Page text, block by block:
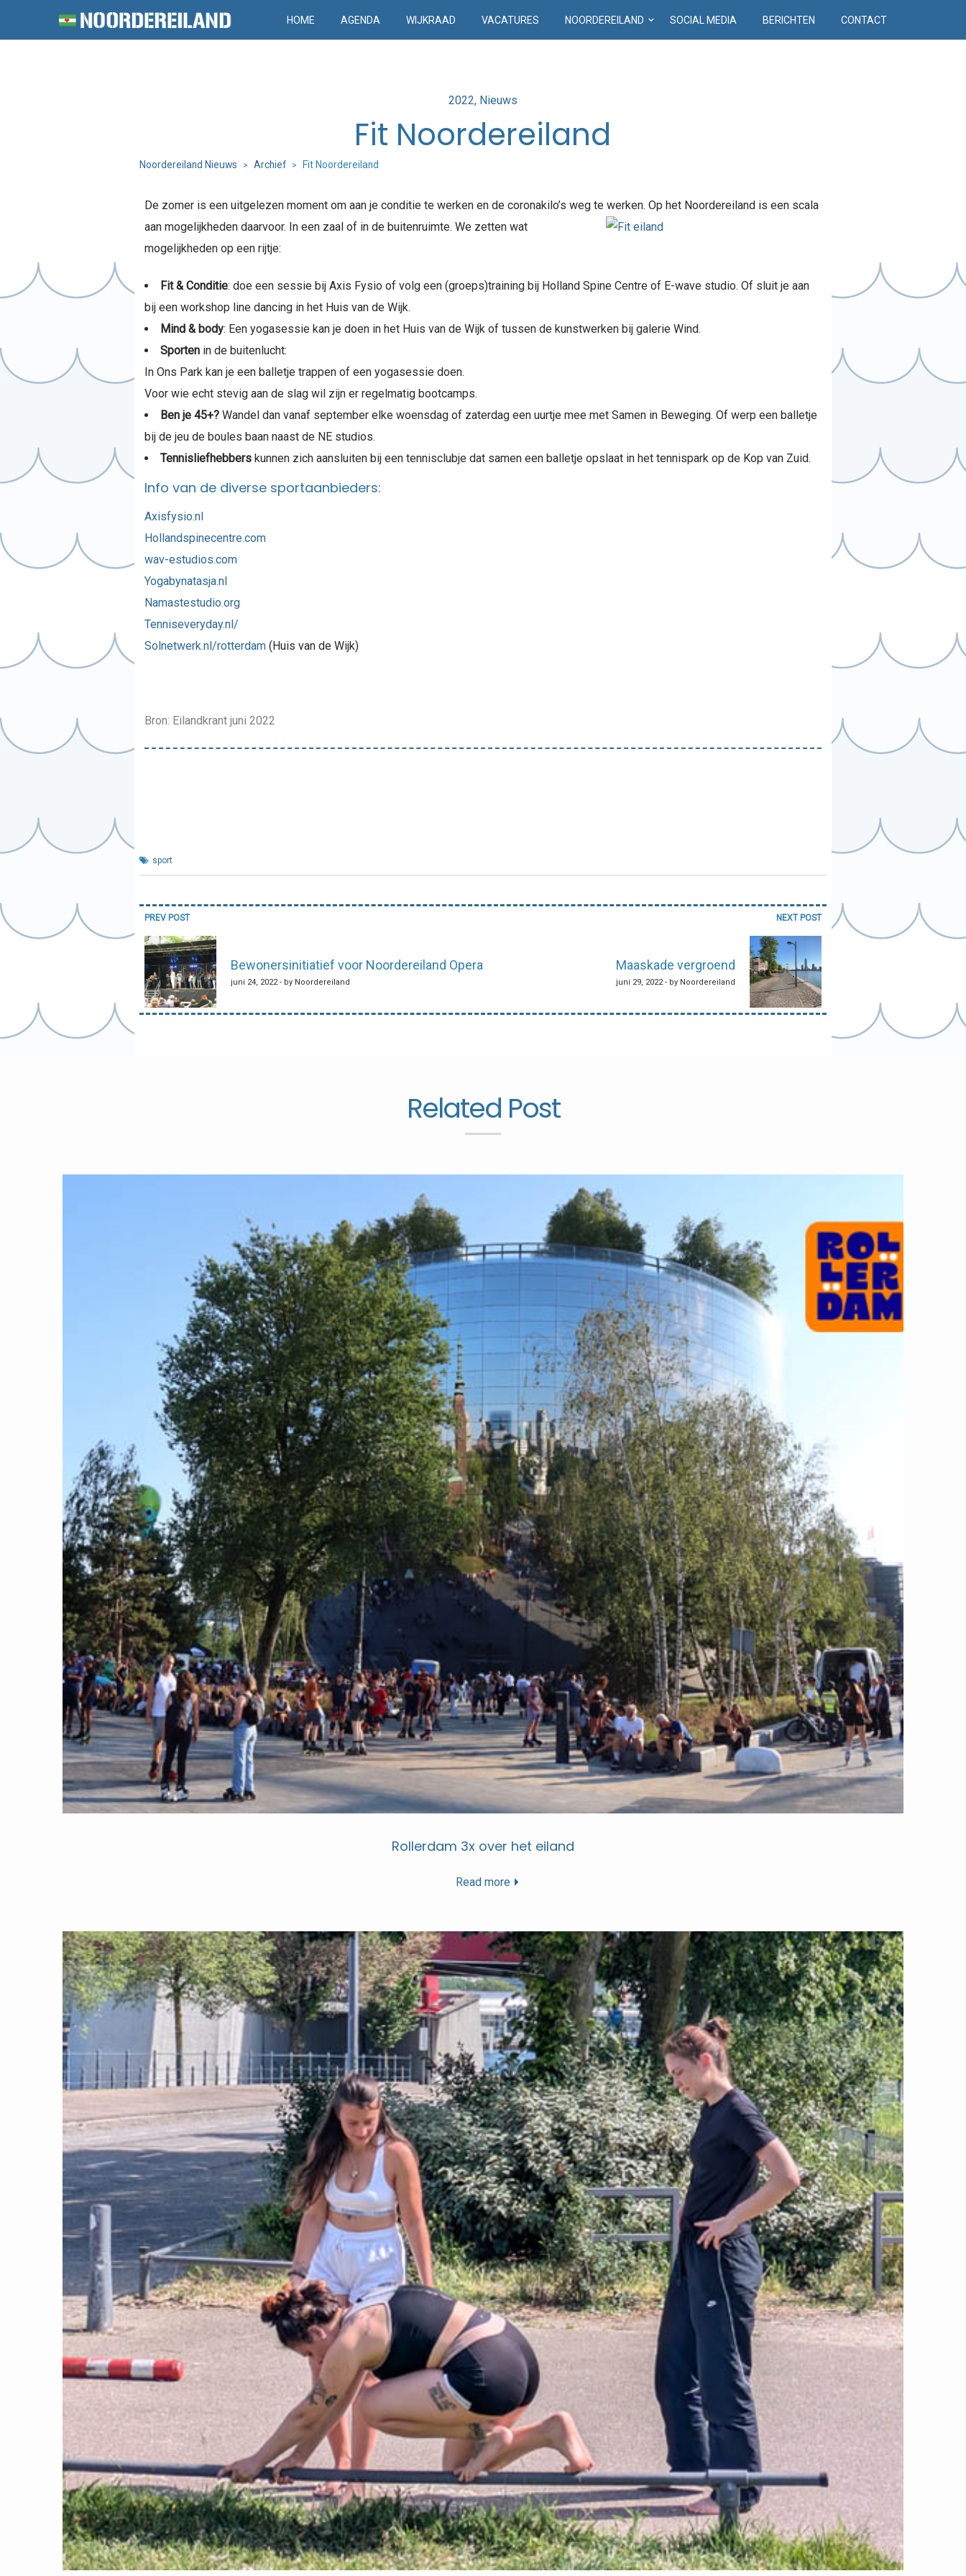
HOME AGENDA WIJKRAAD VACATURES NOORDEREILAND SOCIAL MEDIA BERICHTEN CONTACT
Posted
2022 Nieuws
Fit Noordereiland
Noordereiland Nieuws > Archief > Fit Noordereiland
De zomer is een uitgelezen moment om aan je conditie te werken en de coronakilo’s weg te werken. Op het Noordereiland is een scala
aan mogelijkheden daarvoor. In een zaal of in de buitenruimte. We zetten wat
mogelijkheden op een rijtje:
Fit & Conditie: doe een sessie bij Axis Fysio of volg een (groeps)training bij Holland Spine Centre of E-wave studio. Of sluit je aan
bij een workshop line dancing in het Huis van de Wijk.
Mind & body: Een yogasessie kan je doen in het Huis van de Wijk of tussen de kunstwerken bij galerie Wind.
Sportenin de buitenlucht:
In Ons Park kan je een balletje trappen of een yogasessie doen.
Voor wie echt stevig aan de slag wil zijn er regelmatig bootcamps.
Ben je 45+?Wandel dan vanaf september elke woensdag of zaterdag een uurtje mee met Samen in Beweging. Of werp een balletje
bij de jeu de boules baan naast de NE studios.
Tennisliefhebberskunnen zich aansluiten bij een tennisclubje dat samen een balletje opslaat in het tennispark op de Kop van Zuid.
Info van de diverse sportaanbieders:
Axisfysio.nl
Hollandspinecentre.com
wav-estudios.com
Yogabynatasja.nl
Namastestudio.org
Tenniseveryday.nl/
Solnetwerk.nl/rotterdam(Huis van de Wijk)
Bron: Eilandkrant juni 2022
sport
Bericht
navigatie
PREV POST
Bewonersinitiatief voor Noordereiland Opera
juni 24, 2022 - by Noordereiland
NEXT POST
Maaskade vergroend
juni 29, 2022 - by Noordereiland
Related Post
Rollerdam 3x over het eiland
Read more